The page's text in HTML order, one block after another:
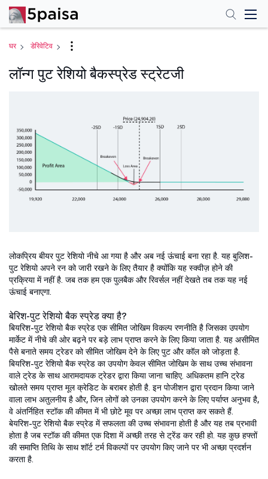
घर डेरिवेटिव
लॉन्ग पुट रेशियो बैकस्प्रेड स्ट्रेटजी
लोकप्रिय बीयर पुट रेशियो नीचे आ गया है और अब नई ऊंचाई बना रहा है. यह बुलिश-
पुट रेशियो अपने रन को जारी रखने के लिए तैयार है क्योंकि यह स्क्वीज़ होने की
प्रक्रिया में नहीं है. जब तक हम एक पुलबैक और रिवर्सल नहीं देखते तब तक यह नई
ऊंचाई बनाएगा.
बेरिश-पुट रेशियो बैक स्प्रेड क्या है?
बियरिश-पुट रेशियो बैक स्प्रेड एक सीमित जोखिम विकल्प रणनीति है जिसका उपयोग
मार्केट में नीचे की ओर बढ़ने पर बड़े लाभ प्राप्त करने के लिए किया जाता है. यह असीमित
पैसे बनाते समय ट्रेडर को सीमित जोखिम देने के लिए पुट और कॉल को जोड़ता है.
बियरिश-पुट रेशियो बैक स्प्रेड का उपयोग केवल सीमित जोखिम के साथ उच्च संभावना
वाले ट्रेड के साथ आरामदायक ट्रेडर द्वारा किया जाना चाहिए. अधिकतम हानि ट्रेड
खोलते समय प्राप्त मूल क्रेडिट के बराबर होती है. इन पोजीशन द्वारा प्रदान किया जाने
वाला लाभ अतुलनीय है और, जिन लोगों को उनका उपयोग करने के लिए पर्याप्त अनुभव है,
वे अंतर्निहित स्टॉक की कीमत में भी छोटे मूव पर अच्छा लाभ प्राप्त कर सकते हैं.
बेयरिश-पुट रेशियो बैक स्प्रेड में सफलता की उच्च संभावना होती है और यह तब प्रभावी
होता है जब स्टॉक की कीमत एक दिशा में अच्छी तरह से ट्रेंड कर रही हो. यह कुछ हफ्तों
की समाप्ति तिथि के साथ शॉर्ट टर्म विकल्पों पर उपयोग किए जाने पर भी अच्छा प्रदर्शन
करता है.